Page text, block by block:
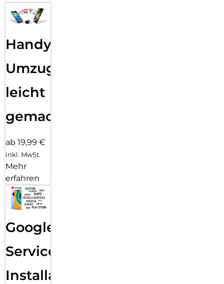
Handy
Umzug
leicht
gemacht!
ab 19,99 €
inkl. MwSt.
Mehr
erfahren
Google
Services
Installation